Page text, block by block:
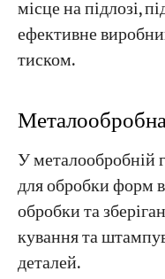
місце на підлозі,
ефективне
тиском.
У металообробній
для обробки форм
обробки та
кування та
деталей.